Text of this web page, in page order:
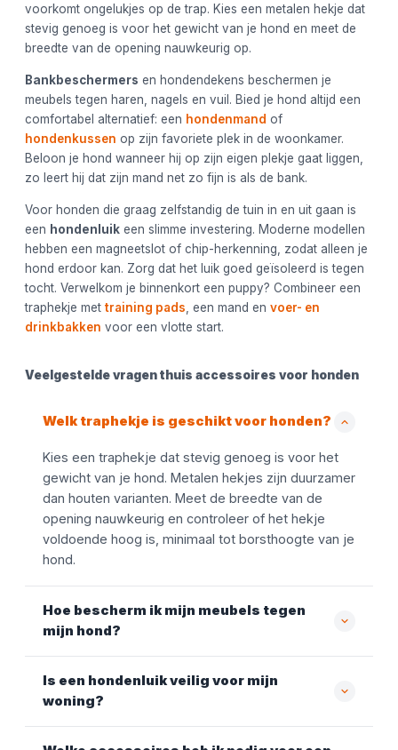
voorkomt ongelukjes op de trap. Kies een metalen hekje dat
stevig genoeg is voor het gewicht van je hond en meet de
breedte van de opening nauwkeurig op.
Bankbeschermers en hondendekens beschermen je
meubels tegen haren, nagels en vuil. Bied je hond altijd een
comfortabel alternatief: een hondenmand of
hondenkussen op zijn favoriete plek in de woonkamer.
Beloon je hond wanneer hij op zijn eigen plekje gaat liggen,
zo leert hij dat zijn mand net zo fijn is als de bank.
Voor honden die graag zelfstandig de tuin in en uit gaan is
een hondenluik een slimme investering. Moderne modellen
hebben een magneetslot of chip-herkenning, zodat alleen je
hond erdoor kan. Zorg dat het luik goed geïsoleerd is tegen
tocht. Verwelkom je binnenkort een puppy? Combineer een
traphekje met training pads , een mand en voer- en
drinkbakken voor een vlotte start.
Veelgestelde vragen thuis accessoires voor honden
Welk traphekje is geschikt voor honden?
Kies een traphekje dat stevig genoeg is voor het
gewicht van je hond. Metalen hekjes zijn duurzamer
dan houten varianten. Meet de breedte van de
opening nauwkeurig en controleer of het hekje
voldoende hoog is, minimaal tot borsthoogte van je
hond.
Hoe bescherm ik mijn meubels tegen
mijn hond?
Is een hondenluik veilig voor mijn
woning?